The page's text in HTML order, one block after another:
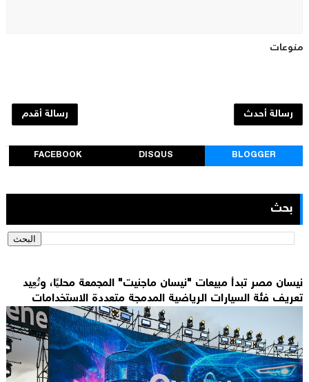
منوعات
رسالة أحدث رسالة أقدم
BLOGGER
DISQUS
FACEBOOK
بحث
نيسان مصر تبدأ مبيعات "نيسان ماجنيت" المجمعة محليًا، وتُعِيد
تعريف فئة السيارات الرياضية المدمجة متعددة الاستخدامات